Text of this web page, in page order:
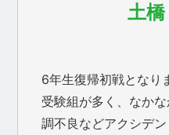
土
6年生復帰初戦となり
受験組が多く、なか
調不良などアクシデン